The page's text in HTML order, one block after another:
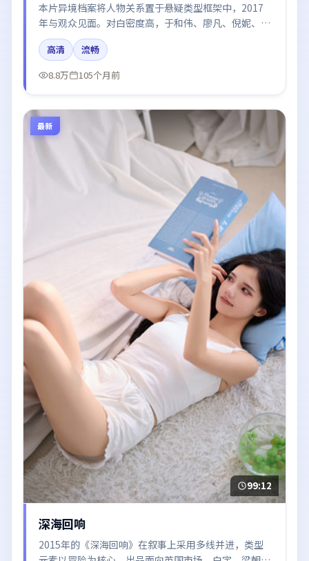
本片异境档案将人物关系置于悬疑类型框架中，2017
年与观众见面。对白密度高，于和伟、廖凡、倪妮、黄
渤、张译的台词节奏值得关注；整体气质偏韩国都市与
冷色调摄影。
高清
流畅
8.8万
105个月前
最新
99:12
深海回响
2015年的《深海回响》在叙事上采用多线并进，类型